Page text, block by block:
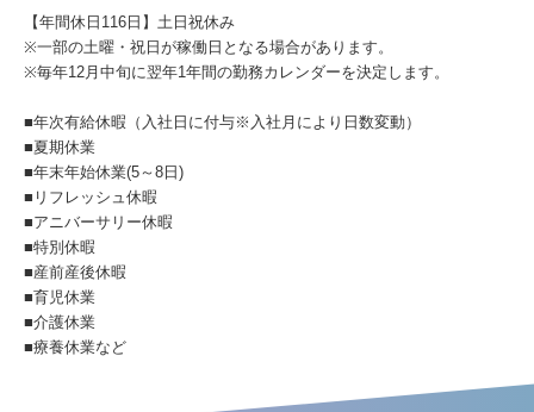
【年間休日116日】土日祝休み
※一部の土曜・祝日が稼働日となる場合があります。
※毎年12月中旬に翌年1年間の勤務カレンダーを決定します。
■年次有給休暇（入社日に付与※入社月により日数変動）
■夏期休業
■年末年始休業(5～8日)
■リフレッシュ休暇
■アニバーサリー休暇
■特別休暇
■産前産後休暇
■育児休業
■介護休業
■療養休業など